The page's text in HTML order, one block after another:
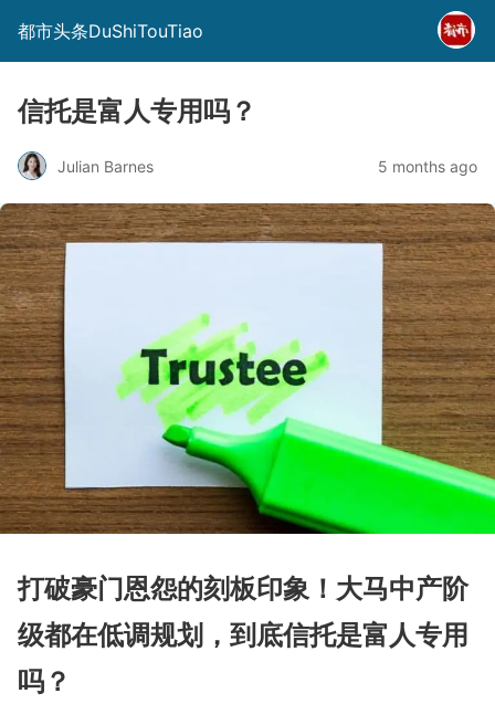
都市头条DuShiTouTiao
信托是富人专用吗？
Julian Barnes 5 months ago
打破豪门恩怨的刻板印象！大马中产阶
级都在低调规划，到底信托是富人专用
吗？